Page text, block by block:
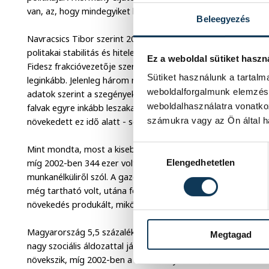
Beleegyezés
Ez a weboldal sütiket
Sütiket használunk a
weboldalforgalmunk
weboldalhasználatra
számukra vagy az Ön által
Hozzájárulás kiválasztása
Elengedhetetlen
Megtagad
van, az, hogy mindegyiket hozzáértés nélkül hajtották végre.
Navracsics Tibor szerint 2002 óta Magyarország
politakai stabilitás és hitelesség szempontjából is.
Fidesz frakcióvezetője szerint a hat év alatt a kormány
leginkább. Jelenleg három millióan élnek a szegénységi
adatok szerint a szegények 20,1 százaléka él a
falvak egyre inkább leszakadnak a társadalom fősodráról.
növekedett ez idő alatt - sorolta a példákat.
Mint mondta, most a kisebbségi kormány a foglalkoztatás
míg 2002-ben 344 ezer volt a regisztrált munkanélküliek
munkanélküliről szól. A gazdasági válságot Navracsics
még tartható volt, utána folyamatosan csökkent, 2007
növekedés produkált, miközben például Szlovákiában 14,3
Magyarország 5,5 százalékos államháztartási hiányával is
nagy szociális áldozattal járó Gyurcsány-csomag utáni
növekszik, míg 2002-ben a GDP arányában 55,7 százalék